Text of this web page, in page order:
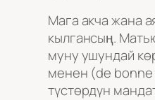
Мага акча жана
кылгансың.
муну ушундай
менен (de
түстөрдүн